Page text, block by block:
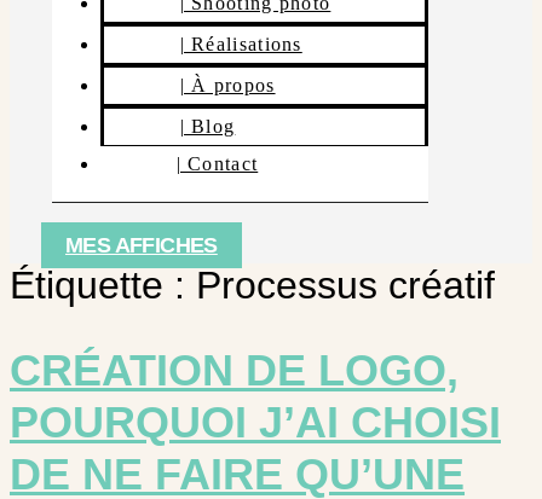
| Réalisations
| À propos
| Blog
| Contact
MES AFFICHES
Étiquette : Processus créatif
CRÉATION DE LOGO,
POURQUOI J’AI CHOISI
DE NE FAIRE QU’UNE